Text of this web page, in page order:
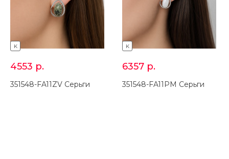
K
4553 р.
351548-FA11ZV Серьги
K
6357 р.
351548-FA11PM Серьги